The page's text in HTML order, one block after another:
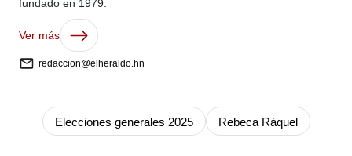
fundado en 1979.
Ver más
redaccion@elheraldo.hn
Elecciones generales 2025 Rebeca Ráquel